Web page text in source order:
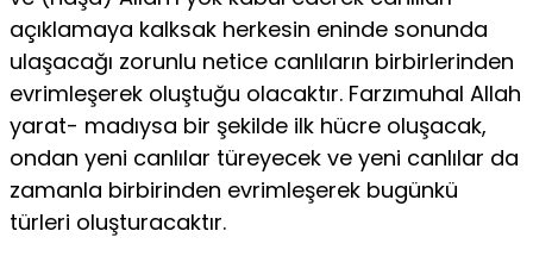
açıklamaya kalksak herkesin eninde sonunda
ulaşacağı zorunlu netice canlıların birbirlerinden
evrimleşerek oluştuğu olacaktır. Farzımuhal Allah
yarat- madıysa bir şekilde ilk hücre oluşacak,
ondan yeni canlılar türeyecek ve yeni canlılar da
zamanla birbirinden evrimleşerek bugünkü
türleri oluşturacaktır.